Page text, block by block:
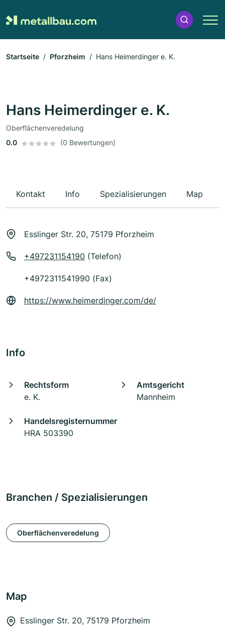
Startseite Pforzheim Hans Heimerdinger e. K.
Hans Heimerdinger e. K.
Oberflächenveredelung
0.0
(0 Bewertungen)
Kontakt Info Spezialisierungen Map
Esslinger Str. 20, 75179 Pforzheim
+497231154190 (Telefon)
+4972311541990 (Fax)
https://www.heimerdinger.com/de/
Info
Rechtsform
e. K.
Amtsgericht
Mannheim
Handelsregisternummer
HRA 503390
Branchen / Spezialisierungen
Oberflächenveredelung
Map
Esslinger Str. 20, 75179 Pforzheim